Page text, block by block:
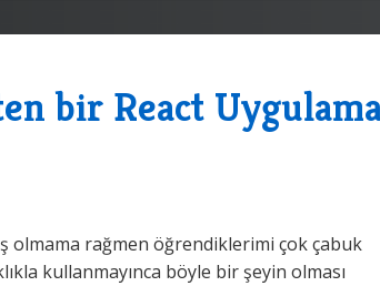
bir React
olmama rağmen öğrendiklerimi çok çabuk
kullanmayınca böyle bir şeyin olması